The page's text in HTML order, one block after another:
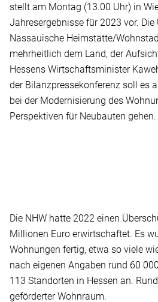
stellt am Montag (13.00 Uhr) in
Jahresergebnisse für 2023 vor.
Nassauische Heimstätte/
mehrheitlich dem Land, der
Hessens Wirtschaftsminister
der Bilanzpressekonferenz soll es
bei der Modernisierung des
Perspektiven für Neubauten gehen.
Die NHW hatte 2022 einen
Millionen Euro erwirtschaftet. Es
Wohnungen fertig, etwa so viele
nach eigenen Angaben rund 60
113 Standorten in Hessen an.
geförderter Wohnraum.